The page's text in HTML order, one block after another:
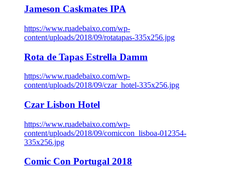
Jameson Caskmates IPA
https://www.ruadebaixo.com/wp-
content/uploads/2018/09/rotatapas-335x256.jpg
Rota de Tapas Estrella Damm
https://www.ruadebaixo.com/wp-
content/uploads/2018/09/czar_hotel-335x256.jpg
Czar Lisbon Hotel
https://www.ruadebaixo.com/wp-
content/uploads/2018/09/comiccon_lisboa-012354-
335x256.jpg
Comic Con Portugal 2018